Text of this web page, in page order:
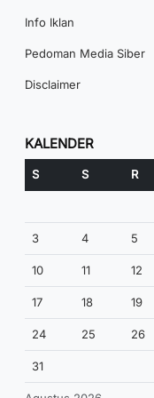
Info Iklan
Pedoman Media Siber
Disclaimer
KALENDER
S S R
3 4 5
10 11 12
17 18 19
24 25 26
31